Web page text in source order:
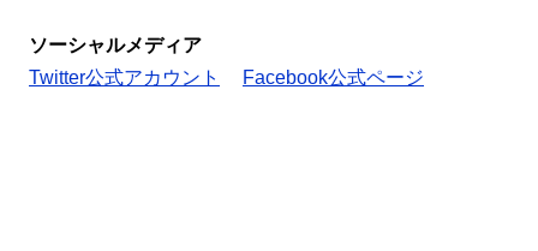
ソーシャルメディア
Twitter公式アカウント
Facebook公式ページ